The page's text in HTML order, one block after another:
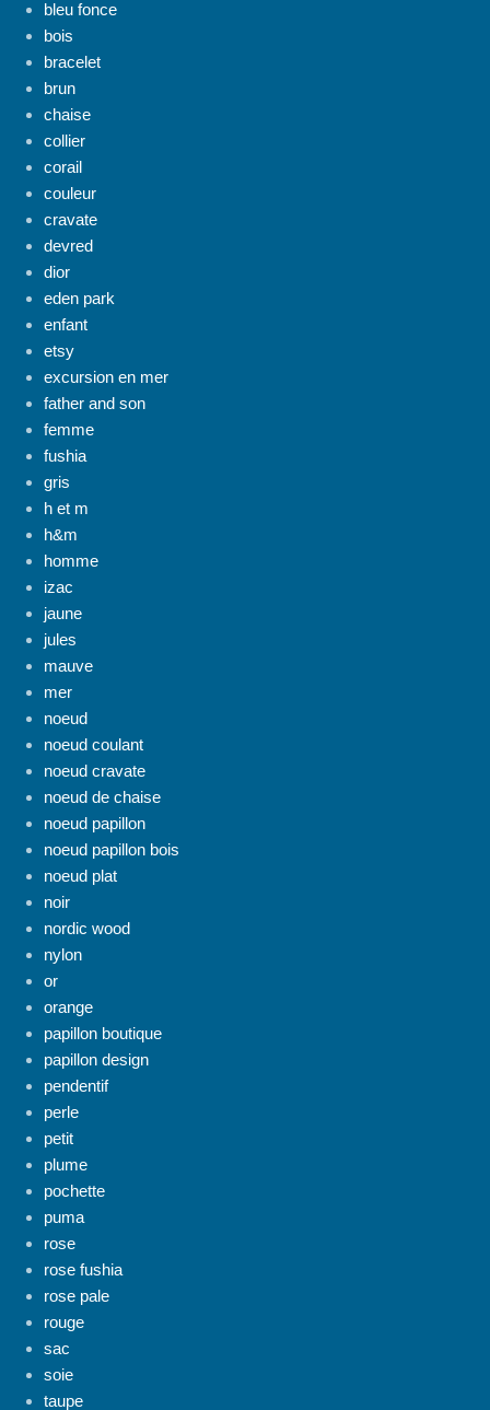
bleu fonce
bois
bracelet
brun
chaise
collier
corail
couleur
cravate
devred
dior
eden park
enfant
etsy
excursion en mer
father and son
femme
fushia
gris
h et m
h&m
homme
izac
jaune
jules
mauve
mer
noeud
noeud coulant
noeud cravate
noeud de chaise
noeud papillon
noeud papillon bois
noeud plat
noir
nordic wood
nylon
or
orange
papillon boutique
papillon design
pendentif
perle
petit
plume
pochette
puma
rose
rose fushia
rose pale
rouge
sac
soie
taupe